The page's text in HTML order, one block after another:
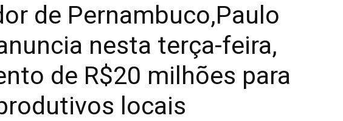
de Pernambuco,Paulo
nesta terça-feira,
de R$20 milhões para
locais